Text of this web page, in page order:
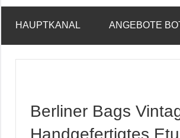
HAUPTKANAL ANGEBOTE
Berliner Bags
Handgefertigtes